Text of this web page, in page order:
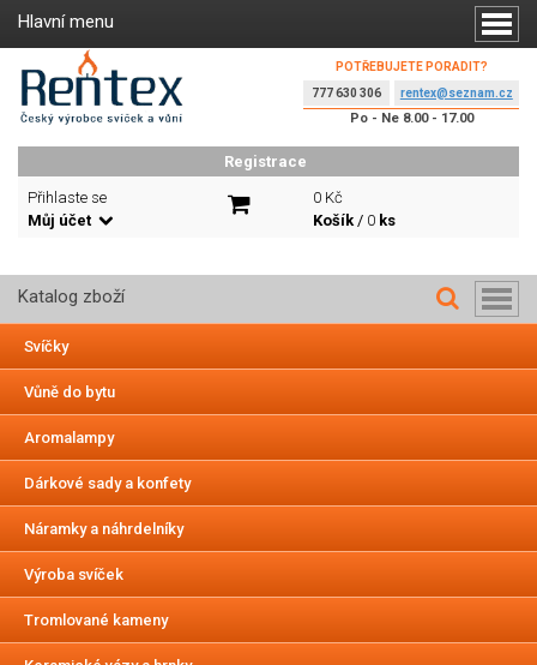
POTŘEBUJETE PORADIT?
777 630 306
rentex@seznam.cz
Po - Ne 8.00 - 17.00
Registrace
Přihlaste se
Můj účet
0 Kč
Košík/ 0 ks
Hlavní menu
Katalog zboží
Svíčky
Vůně do bytu
Aromalampy
Dárkové sady a konfety
Náramky a náhrdelníky
Výroba svíček
Tromlované kameny